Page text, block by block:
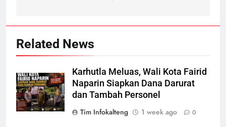
Related News
Karhutla Meluas, Wali Kota Fairid
Naparin Siapkan Dana Darurat
dan Tambah Personel
Tim Infokalteng
1 week ago 0